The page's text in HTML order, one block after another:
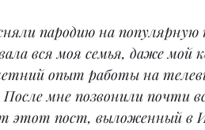
пародию на
вся моя семья, даже
опыт работы на
мне позвонили почти
этот пост, выложенный в